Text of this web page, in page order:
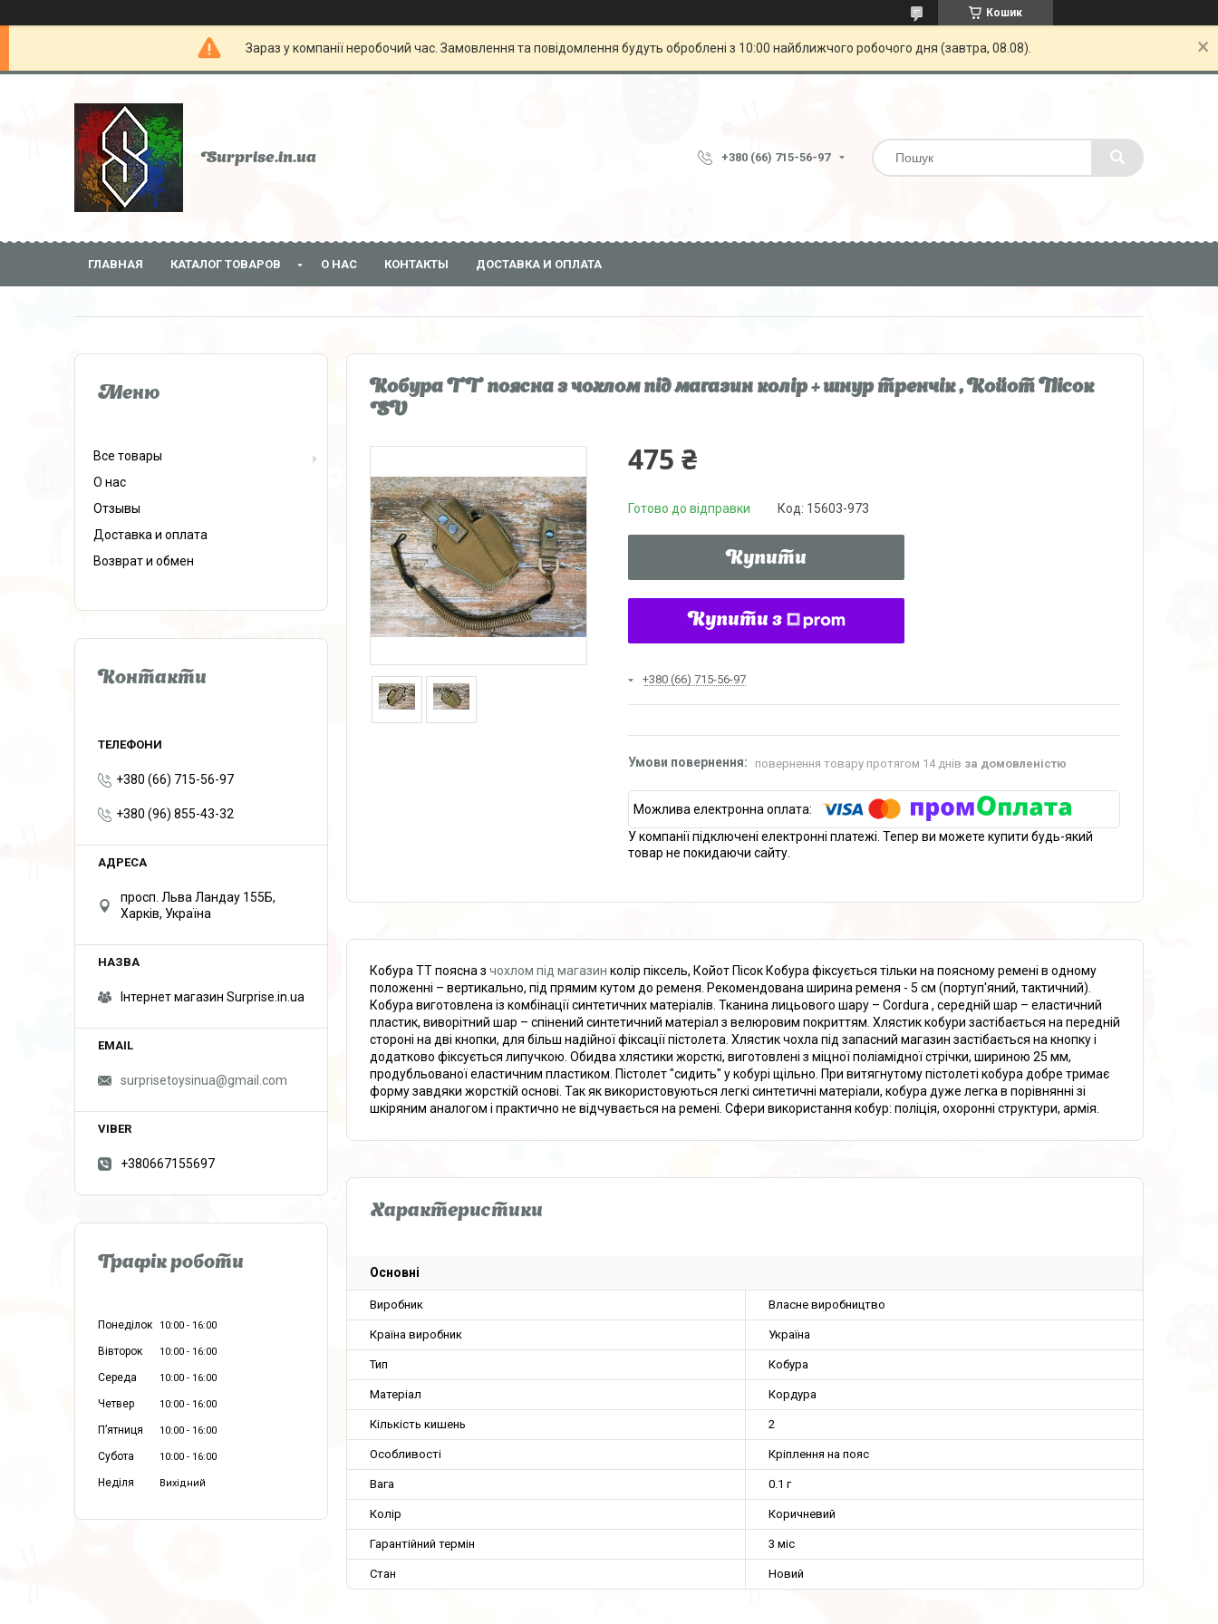
Кошик
Зараз у компанії неробочий час. Замовлення та повідомлення будуть оброблені з 10:00 найближчого робочого дня (завтра, 08.08).
Surprise.in.ua +380 (66) 715-56-97
ГЛАВНАЯ КАТАЛОГ ТОВАРОВ О НАС КОНТАКТЫ ДОСТАВКА И ОПЛАТА
Кобура ТТ поясна з чохлом під магазин колір + шнур тренчік , Койот Пісок
SV
475 ₴
Готово до відправки Код: 15603-973
Купити
Купити з
+380 (66) 715-56-97
повернення товару протягом 14 днів за домовленістю
У компанії підключені електронні платежі. Тепер ви можете купити будь-який
товар не покидаючи сайту.
Кобура ТТ поясна з чохлом під магазин колір піксель, Койот Пісок Кобура фіксується тільки на поясному ремені в одному
положенні – вертикально, під прямим кутом до ременя. Рекомендована ширина ременя - 5 см (портуп'яний, тактичний).
Кобура виготовлена із комбінації синтетичних матеріалів. Тканина лицьового шару – Cordura , середній шар – еластичний
пластик, виворітний шар – спінений синтетичний матеріал з велюровим покриттям. Хлястик кобури застібається на передній
стороні на дві кнопки, для більш надійної фіксації пістолета. Хлястик чохла під запасний магазин застібається на кнопку і
додатково фіксується липучкою. Обидва хлястики жорсткі, виготовлені з міцної поліамідної стрічки, шириною 25 мм,
продубльованої еластичним пластиком. Пістолет "сидить" у кобурі щільно. При витягнутому пістолеті кобура добре тримає
форму завдяки жорсткій основі. Так як використовуються легкі синтетичні матеріали, кобура дуже легка в порівнянні зі
шкіряним аналогом і практично не відчувається на ремені. Сфери використання кобур: поліція, охоронні структури, армія.
Характеристики
Основні
Виробник Власне виробництво
Країна виробник Україна
Тип Кобура
Матеріал Кордура
Кількість кишень 2
Особливості Кріплення на пояс
Вага 0.1 г
Колір Коричневий
Гарантійний термін 3 міс
Стан Новий
Все товары
О нас
Отзывы
Доставка и оплата
Возврат и обмен
Контакти
+380 (66) 715-56-97
+380 (96) 855-43-32
просп. Льва Ландау 155Б,
Харків, Україна
Інтернет магазин Surprise.in.ua
surprisetoysinua@gmail.com
+380667155697
Графік роботи
Понеділок 10:00 16:00
Вівторок 10:00 16:00
Середа 10:00 16:00
Четвер 10:00 16:00
Пʼятниця 10:00 16:00
Субота 10:00 16:00
Неділя Вихідний